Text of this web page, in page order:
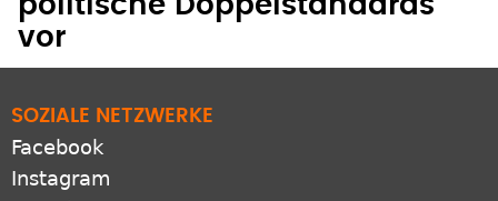
vor
Facebook
Instagram
YouTube